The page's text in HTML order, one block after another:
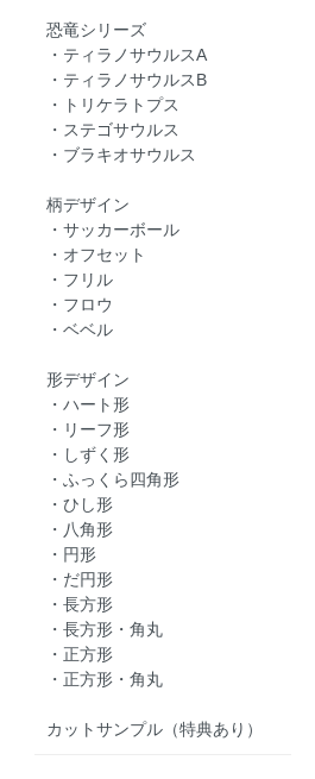
恐竜シリーズ
・ティラノサウルスA
・ティラノサウルスB
・トリケラトプス
・ステゴサウルス
・ブラキオサウルス
柄デザイン
・サッカーボール
・オフセット
・フリル
・フロウ
・ベベル
形デザイン
・ハート形
・リーフ形
・しずく形
・ふっくら四角形
・ひし形
・八角形
・円形
・だ円形
・長方形
・長方形・角丸
・正方形
・正方形・角丸
カットサンプル（特典あり）